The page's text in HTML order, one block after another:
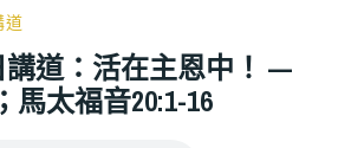
道
講道：活在主恩中！ —
馬太福音20:1-16